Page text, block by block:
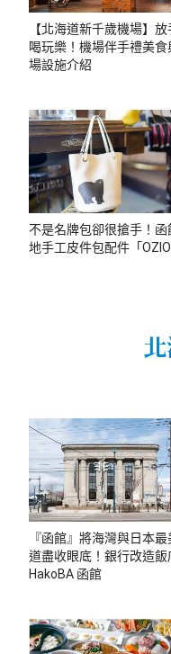
【北海道新千歲機場】
喝玩樂！機場伴手禮美食
場設施介紹
不是名牌包卻很搶手！函
地手工皮件包配件「OZIO
『函館』將海灣與日本
道盡收眼底！銀行改造飯
HakoBA 函館